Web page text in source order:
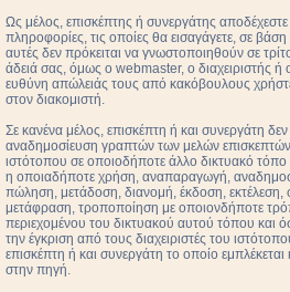
Ως μέλος, επισκέπτης ή συνεργάτης
πληροφορίες, τις οποίες θα εισαγάγετε, σε
αυτές δεν πρόκειται να γνωστοποιηθούν σε
άδειά σας, όμως ο webmaster, ο διαχειριστής ή
ευθύνη απώλειάς τους από κακόβουλους
στον διακομιστή.
Σε κανένα μέλος, επισκέπτη ή και συνεργάτη δεν
αναδημοσίευση γραπτών των μελών
ιστότοπου σε οποιοδήποτε άλλο δικτυακό
η οποιαδήποτε χρήση, αναπαραγωγή,
πώληση, μετάδοση, διανομή, έκδοση,
μετάφραση, τροποποίηση με οποιονδήποτε
περιεχομένου του δικτυακού αυτού τόπου και
την έγκριση από τους διαχειριστές του
επισκέπτη ή και συνεργάτη το οποίο
στην πηγή.